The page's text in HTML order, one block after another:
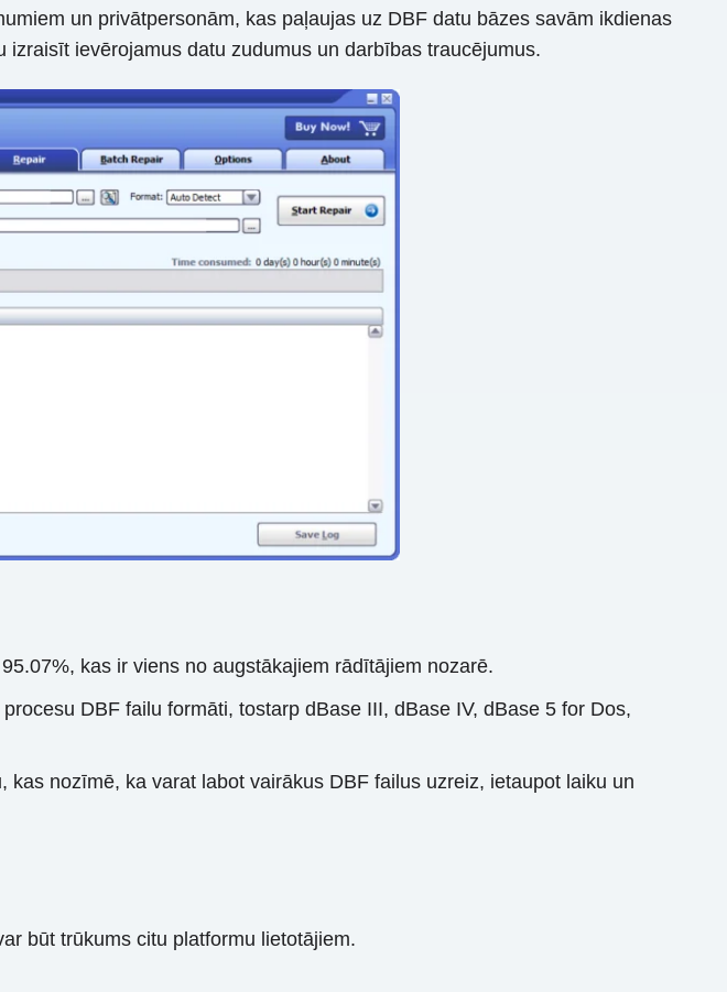
un privātpersonām, kas paļaujas uz DBF datu bāzes savām ikdienas
ievērojamus datu zudumus un darbības traucējumus.
kas ir viens no augstākajiem rādītājiem nozarē.
DBF failu formāti, tostarp dBase III, dBase IV, dBase 5 for Dos,
kas nozīmē, ka varat labot vairākus DBF failus uzreiz, ietaupot laiku un
būt trūkums citu platformu lietotājiem.